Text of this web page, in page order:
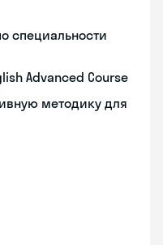
специальности
Advanced Course
методику для